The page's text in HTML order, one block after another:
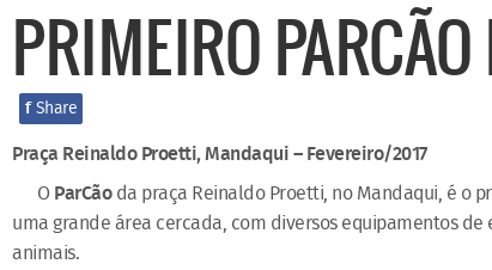
PRIMEIRO
f Share
Praça Reinaldo Proetti, Mandaqui – Fevereiro/2017
O ParCãoda praça Reinaldo Proetti, no Mandaqui, é o
uma grande área cercada, com diversos equipamentos
animais.